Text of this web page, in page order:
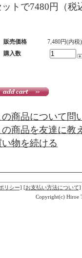
ットで7480円（税
販売価格
7,480円(内税)
購入数
の商品について問
の商品を友達に教
い物を続ける
リシー] [お支払い方法について]
Copyright(c) Hiroe